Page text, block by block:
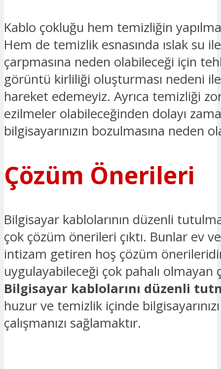
Kablo çokluğu hem temizliğin
Hem de temizlik esnasında ıslak su
çarpmasına neden olabileceği için
görüntü kirliliği oluşturması nedeni
hareket edemeyiz. Ayrıca temizliği
ezilmeler olabileceğinden dolayı
bilgisayarınızın bozulmasına neden
Çözüm Önerileri
Bilgisayar kablolarının düzenli
çok çözüm önerileri çıktı. Bunlar ev
intizam getiren hoş çözüm
uygulayabileceği çok pahalı
Bilgisayar kablolarını düzenli
huzur ve temizlik içinde
çalışmanızı sağlamaktır.